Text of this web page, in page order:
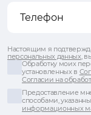
Настоящим я
персональных данных,
Обработку моих
установленных в
Согласии на
Предоставление
способами,
информационных